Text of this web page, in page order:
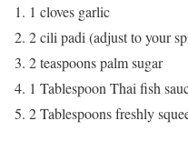
1 cloves garlic
2 cili padi (adjust to your
2 teaspoons palm sugar
1 Tablespoon Thai fish
2 Tablespoons freshly